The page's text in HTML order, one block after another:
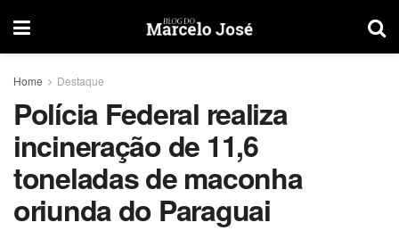
Home Destaque
Polícia Federal realiza
incineração de 11,6
toneladas de maconha
oriunda do Paraguai